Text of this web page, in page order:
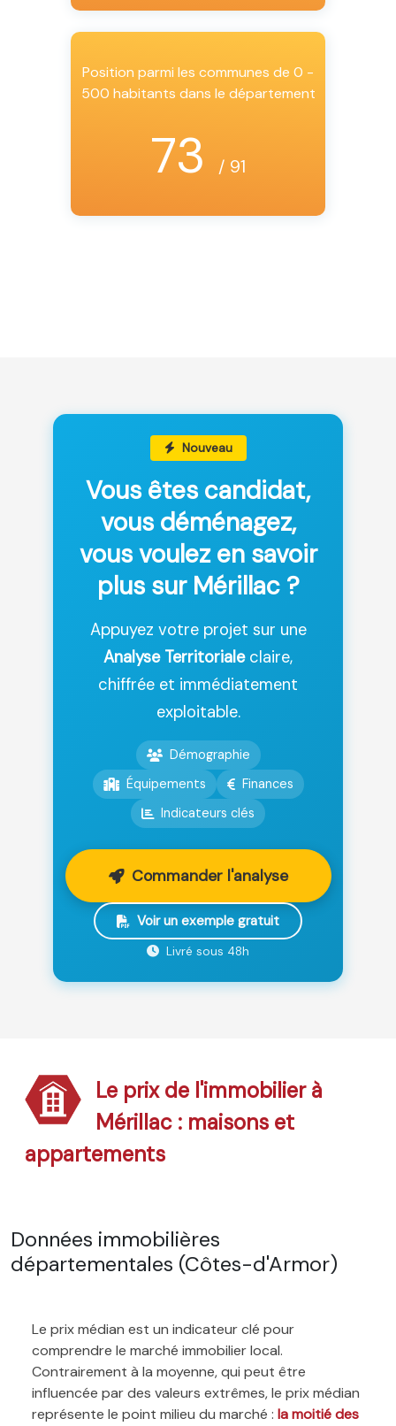
Position parmi les communes de 0 -
500 habitants dans le département
73 / 91
Nouveau
Vous êtes candidat,
vous déménagez,
vous voulez en savoir
plus sur Mérillac ?
Appuyez votre projet sur une
Analyse Territorialeclaire,
chiffrée et immédiatement
exploitable.
Démographie
Équipements
Finances
Indicateurs clés
Commander l'analyse
Voir un exemple gratuit
Livré sous 48h
Le prix de l'immobilier à
Mérillac : maisons et
appartements
Données immobilières
départementales (Côtes-d'Armor)
Le prix médian est un indicateur clé pour
comprendre le marché immobilier local.
Contrairement à la moyenne, qui peut être
influencée par des valeurs extrêmes, le prix médian
représente le point milieu du marché : la moitié des